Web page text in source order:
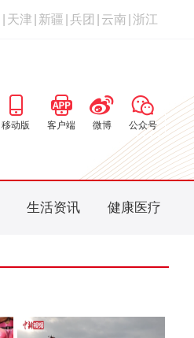
天津 新疆 兵团 云南 浙江
移动版 客户端 微博 公众号
生活资讯 健康医疗